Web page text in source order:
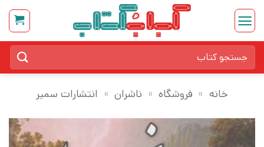
Skip
content
برای:
خانه » فروشگاه » ناشران » انتشارات سمیر